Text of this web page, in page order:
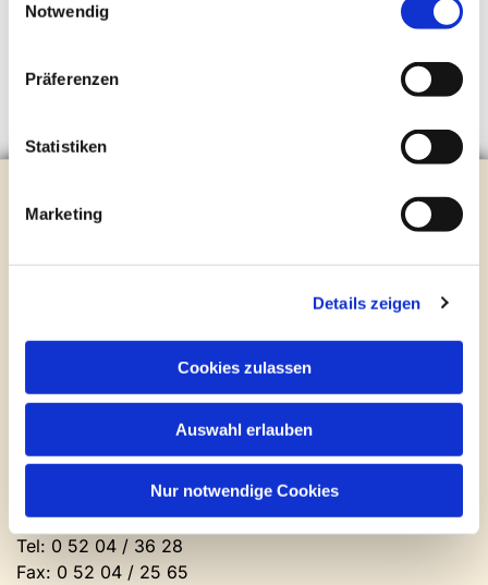
Notwendig
Präferenzen
Statistiken
Marketing
Details zeigen
Cookies zulassen
Auswahl erlauben
Nur notwendige Cookies
Brockhagener Straße 28 | 33803 Steinhagen
Mail:gemeindeamt@kirche-steinhagen.de
Kontakt und Öffnungszeiten
Gemeinde- und Friedhofsamt
Montag: geschlossen
Dienstag bis Freitag: 9 - 12 Uhr
Nachmittags nach Vereinbarung
Tel: 0 52 04 / 36 28
Fax: 0 52 04 / 25 65